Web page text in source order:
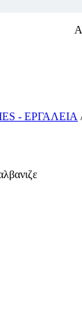
- ΕΡΓΑΛΕΙΑ